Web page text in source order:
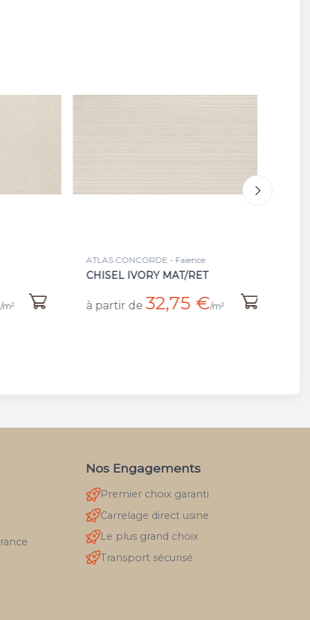
/m²
ATLAS CONCORDE - Faience
CHISEL IVORY MAT/RET
à partir de 32,75 €/m²
Nos Engagements
Premier choix garanti
Carrelage direct usine
Le plus grand choix
Transport sécurisé